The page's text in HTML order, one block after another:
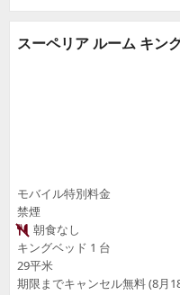
スーペリア ルーム キン
モバイル特別料金
禁煙
朝食なし
キングベッド 1 台
29平米
期限までキャンセル無料 (8月